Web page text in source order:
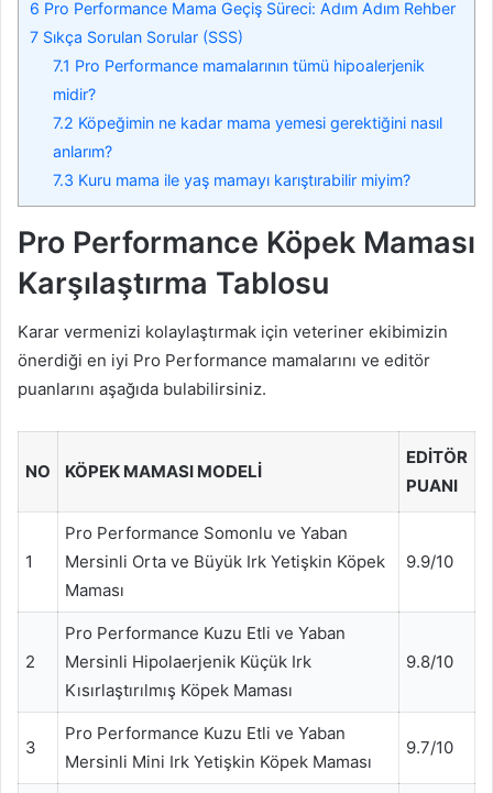
6 Pro Performance Mama Geçiş Süreci: Adım Adım Rehber
7 Sıkça Sorulan Sorular (SSS)
7.1 Pro Performance mamalarının tümü hipoalerjenik
midir?
7.2 Köpeğimin ne kadar mama yemesi gerektiğini nasıl
anlarım?
7.3 Kuru mama ile yaş mamayı karıştırabilir miyim?
Pro Performance Köpek Maması
Karşılaştırma Tablosu
Karar vermenizi kolaylaştırmak için veteriner ekibimizin
önerdiği en iyi Pro Performance mamalarını ve editör
puanlarını aşağıda bulabilirsiniz.
NO KÖPEK MAMASI MODELI
EDITÖR
PUANI
1
Pro Performance Somonlu ve Yaban
Mersinli Orta ve Büyük Irk Yetişkin Köpek
Maması
9.9/10
2
Pro Performance Kuzu Etli ve Yaban
Mersinli Hipolaerjenik Küçük Irk
Kısırlaştırılmış Köpek Maması
9.8/10
3
Pro Performance Kuzu Etli ve Yaban
Mersinli Mini Irk Yetişkin Köpek Maması
9.7/10